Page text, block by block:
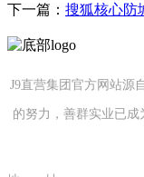
下一篇： 搜狐核心防
J9直营集团官方网站源
的努力，善群实业已